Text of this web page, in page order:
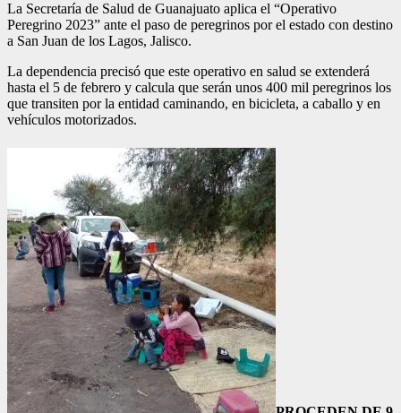
La Secretaría de Salud de Guanajuato aplica el “Operativo
Peregrino 2023” ante el paso de peregrinos por el estado con destino
a San Juan de los Lagos, Jalisco.
La dependencia precisó que este operativo en salud se extenderá
hasta el 5 de febrero y calcula que serán unos 400 mil peregrinos los
que transiten por la entidad caminando, en bicicleta, a caballo y en
vehículos motorizados.